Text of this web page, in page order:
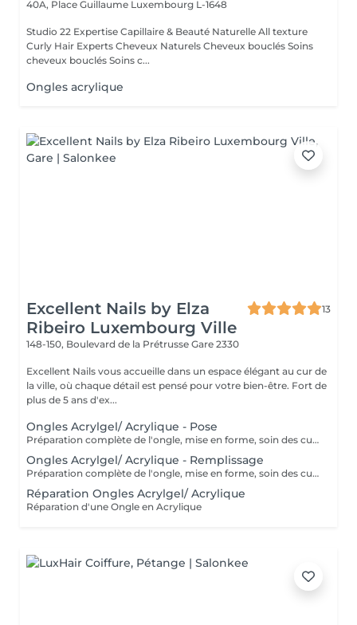
40A, Place Guillaume Luxembourg L-1648
Studio 22 Expertise Capillaire & Beauté Naturelle All texture
Curly Hair Experts Cheveux Naturels Cheveux bouclés Soins
cheveux bouclés Soins c...
Ongles acrylique
Excellent Nails by Elza
Ribeiro Luxembourg Ville
13
148-150, Boulevard de la Prétrusse Gare 2330
Excellent Nails vous accueille dans un espace élégant au cur de
la ville, où chaque détail est pensé pour votre bien-être. Fort de
plus de 5 ans d'ex...
Ongles Acrylgel/ Acrylique - Pose
Préparation complète de l'ongle, mise en forme, soin des cuticules et pose acrylique avec la couleur de votre choix.
Ongles Acrylgel/ Acrylique - Remplissage
Préparation complète de l'ongle, mise en forme, soin des cuticules et remplissage acrylique avec la couleur de votre choix.
Réparation Ongles Acrylgel/ Acrylique
Réparation d'une Ongle en Acrylique